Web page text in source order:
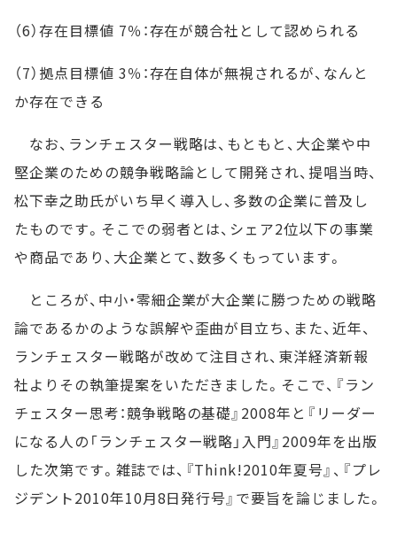
（6）存在目標値 7％：存在が競合社として認められる
（7）拠点目標値 3％：存在自体が無視されるが、なんと
か存在できる
なお、ランチェスター戦略は、もともと、大企業や中
堅企業のための競争戦略論として開発され、提唱当時、
松下幸之助氏がいち早く導入し、多数の企業に普及し
たものです。そこでの弱者とは、シェア2位以下の事業
や商品であり、大企業とて、数多くもっています。
ところが、中小・零細企業が大企業に勝つための戦略
論であるかのような誤解や歪曲が目立ち、また、近年、
ランチェスター戦略が改めて注目され、東洋経済新報
社よりその執筆提案をいただきました。そこで、『ラン
チェスター思考：競争戦略の基礎』2008年と『リーダー
になる人の「ランチェスター戦略」入門』2009年を出版
した次第です。雑誌では、『Think!2010年夏号』、『プレ
ジデント2010年10月8日発行号』で要旨を論じました。